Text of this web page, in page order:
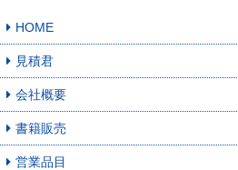
HOME
見積君
会社概要
書籍販売
営業品目